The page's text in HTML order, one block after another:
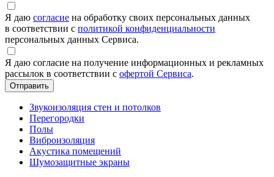
Я даю согласие на обработку своих персональных данных
в соответствии с политикой конфиденциальности
персональных данных Сервиса.
Я даю согласие на получение информационных и рекламных
рассылок в соответствии с офертой Сервиса.
Звукоизоляция стен и потолков
Перегородки
Полы
Виброизоляция
Акустика помещений
Шумозащитные экраны